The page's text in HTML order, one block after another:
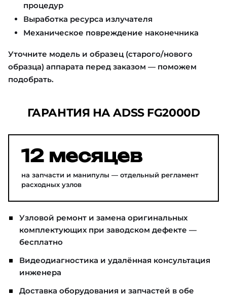
процедур
Выработка ресурса излучателя
Механическое повреждение наконечника
Уточните модель и образец (старого/нового
образца) аппарата перед заказом — поможем
подобрать.
ГАРАНТИЯ НА ADSS FG2000D
12 месяцев
на запчасти и манипулы — отдельный регламент
расходных узлов
Узловой ремонт и замена оригинальных
комплектующих при заводском дефекте —
бесплатно
Видеодиагностика и удалённая консультация
инженера
Доставка оборудования и запчастей в обе